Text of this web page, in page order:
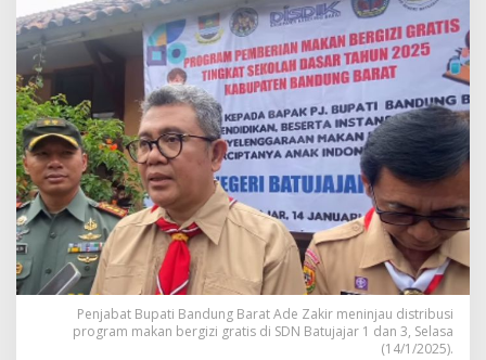
a
l
i
t
a
s
M
a
k
a
n
B
r
g
i
z
Penjabat Bupati Bandung Barat Ade Zakir meninjau distribusi
program makan bergizi gratis di SDN Batujajar 1 dan 3, Selasa
(14/1/2025).